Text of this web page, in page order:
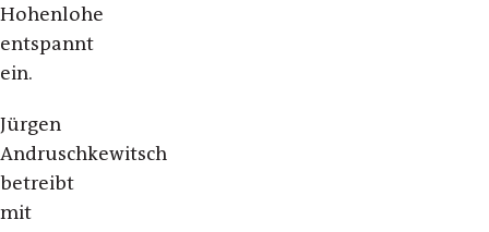
Hohenlohe
entspannt
ein.
Jürgen
Andruschkewitsch
betreibt
mit